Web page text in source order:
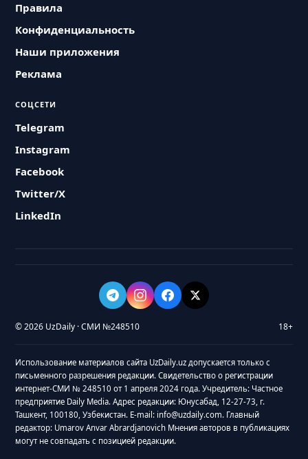
Правила
Конфиденциальность
Наши приложения
Реклама
СОЦСЕТИ
Telegram
Instagram
Facebook
Twitter/X
LinkedIn
© 2026 UzDaily · СМИ №248510 18+
Использование материалов сайта UzDaily.uz допускается только с
письменного разрешения редакции. Свидетельство о регистрации
интернет-СМИ № 248510 от 1 апреля 2024 года. Учредитель: Частное
предприятие Daily Media. Адрес редакции: Юнусабад, 12-27-73, г.
Ташкент, 100180, Узбекистан. E-mail: info@uzdaily.com. Главный
редактор: Umarov Anvar Abrardjanovich Мнения авторов в публикациях
могут не совпадать с позицией редакции.